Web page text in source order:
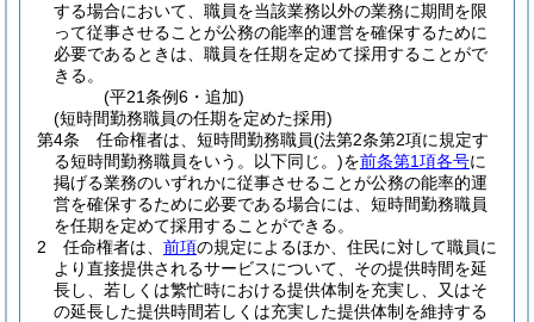
する場合において、職員を当該業務以外の業務に期間を限
って従事させることが公務の能率的運営を確保するために
必要であるときは、職員を任期を定めて採用することがで
きる。
(平21条例6・追加)
(短時間勤務職員の任期を定めた採用)
第4条
任命権者は、短時間勤務職員(法第2条第2項に規定す
る短時間勤務職員をいう。以下同じ。)を前条第1項各号に
掲げる業務のいずれかに従事させることが公務の能率的運
営を確保するために必要である場合には、短時間勤務職員
を任期を定めて採用することができる。
2
任命権者は、 前項の規定によるほか、住民に対して職員に
より直接提供されるサービスについて、その提供時間を延
長し、若しくは繁忙時における提供体制を充実し、又はそ
の延長した提供時間若しくは充実した提供体制を維持する